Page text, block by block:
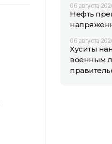
06 августа
Нефть
06 августа
Хуситы
военным